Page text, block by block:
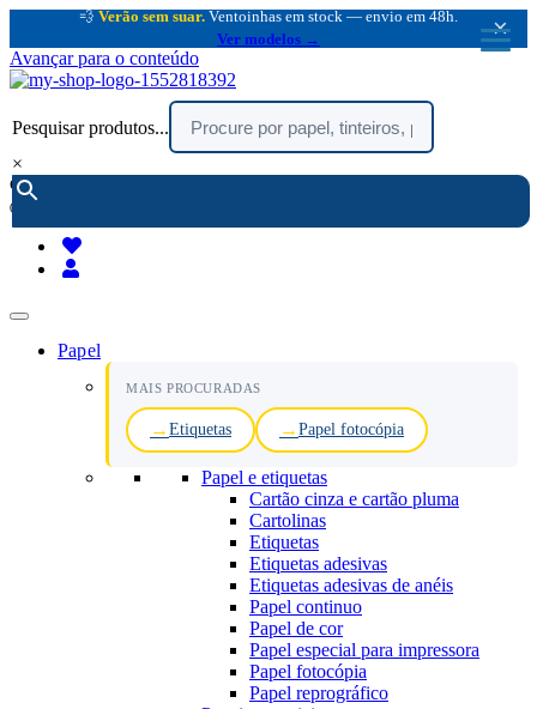
💨 Verão sem suar. Ventoinhas em stock — envio em 48h.
Ver modelos →
×
Avançar para o conteúdo
Pesquisar produtos...
×
encomendar por telefone :
(chamada rede fixa nacional)
Papel
MAIS PROCURADAS
Etiquetas Papel fotocópia
Papel e etiquetas
Cartão cinza e cartão pluma
Cartolinas
Etiquetas
Etiquetas adesivas
Etiquetas adesivas de anéis
Papel continuo
Papel de cor
Papel especial para impressora
Papel fotocópia
Papel reprográfico